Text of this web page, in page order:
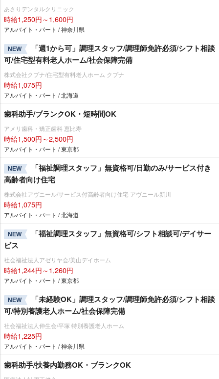
あさりデンタルクリニック
時給1,250円～1,600円
アルバイト・パート / 神奈川県
NEW
「週1から可」調理スタッフ/調理師免許必須/シフト相談
可/住宅型有料老人ホーム/社会保障完備
株式会社クプナ/住宅型有料老人ホーム クプナ
時給1,075円
アルバイト・パート / 北海道
歯科助手/ブランクOK・短時間OK
アメリ歯科・矯正歯科 恵比寿
時給1,500円～2,500円
アルバイト・パート / 東京都
NEW
「福祉調理スタッフ」無資格可/日勤のみ/サービス付き
高齢者向け住宅
株式会社アヴニール/サービス付高齢者向け住宅 アヴニール新川
時給1,075円
アルバイト・パート / 北海道
NEW
「福祉調理スタッフ」無資格可/シフト相談可/デイサー
ビス
社会福祉法人アゼリヤ会/美山デイホーム
時給1,244円～1,260円
アルバイト・パート / 東京都
NEW
「未経験OK」調理スタッフ/調理師免許必須/シフト相談
可/特別養護老人ホーム/社会保障完備
社会福祉法人伸生会/平塚 特別養護老人ホーム
時給1,225円
アルバイト・パート / 神奈川県
歯科助手/扶養内勤務OK・ブランクOK